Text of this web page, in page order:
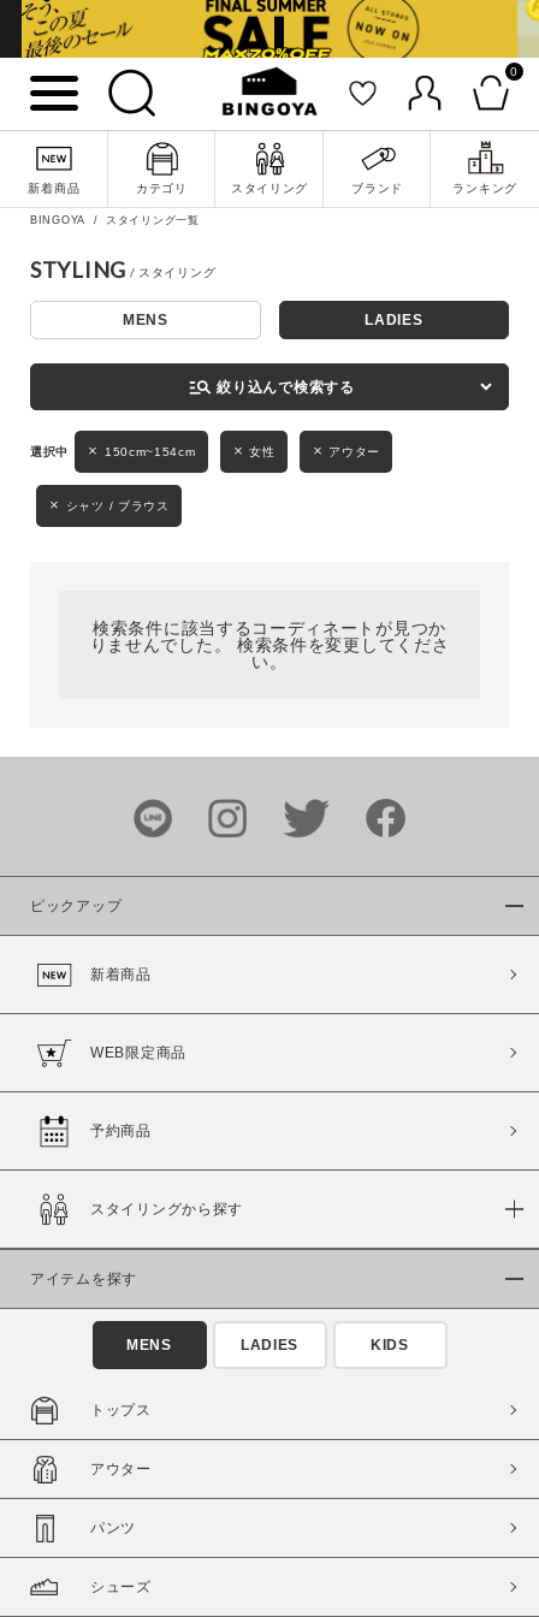
0
新着商品 カテゴリ スタイリング ブランド ランキング
詳細検索
キーワード
性別
MENS LADIES
ブランド
カラー
商品タイプ
通常商品
セール価格 WEB限定
在庫
在庫あり
BINGOYA スタイリング一覧
STYLING
MENS LADIES
manage_search 絞り込んで検索する
150cm~154cm 女性 アウター
シャツ / ブラウス
検索条件に該当するコーディネートが見つか
りませんでした。 検索条件を変更してくださ
い。
ピックアップ
新着商品
WEB限定商品
予約商品
スタイリングから探す
アイテムを探す
MENS LADIES KIDS
トップス
アウター
パンツ
シューズ